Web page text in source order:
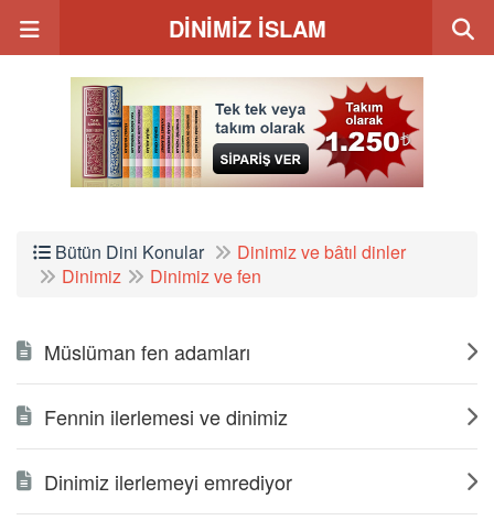
DİNİMİZ İSLAM
Bütün Dini Konular
Dinimiz ve bâtıl dinler
Dinimiz
Dinimiz ve fen
Müslüman fen adamları
Fennin ilerlemesi ve dinimiz
Dinimiz ilerlemeyi emrediyor